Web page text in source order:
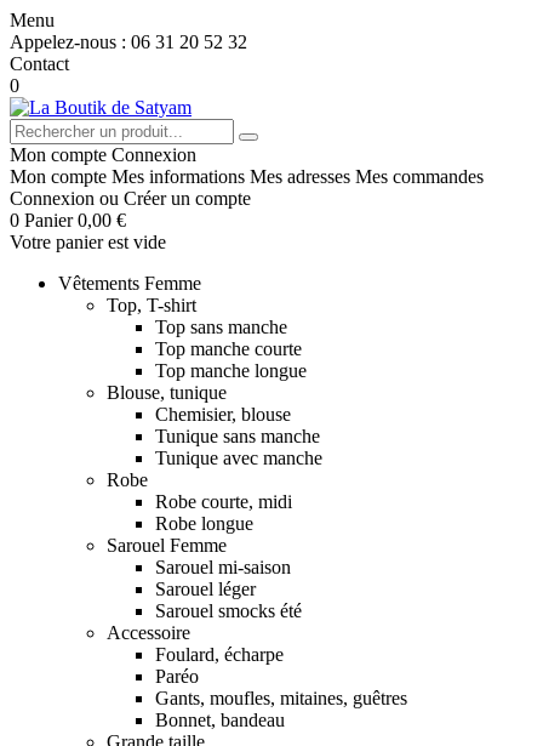
Menu
Appelez-nous : 06 31 20 52 32
Contact
0
Mon compte Connexion
Mon compte Mes informations Mes adresses Mes commandes
Connexion ou Créer un compte
0 Panier 0,00 €
Votre panier est vide
Vêtements Femme
Top, T-shirt
Top sans manche
Top manche courte
Top manche longue
Blouse, tunique
Chemisier, blouse
Tunique sans manche
Tunique avec manche
Robe
Robe courte, midi
Robe longue
Sarouel Femme
Sarouel mi-saison
Sarouel léger
Sarouel smocks été
Accessoire
Foulard, écharpe
Paréo
Gants, moufles, mitaines, guêtres
Bonnet, bandeau
Grande taille